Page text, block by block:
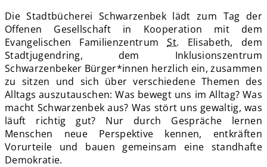
Die Stadtbücherei Schwarzenbek lädt zum Tag der
Offenen Gesellschaft in Kooperation mit dem
Evangelischen FamilienzentrumSt. Elisabeth, dem
Stadtjugendring, dem Inklusionszentrum
Schwarzenbeker Bürger*innen herzlich ein, zusammen
zu sitzen und sich über verschiedene Themen des
Alltags auszutauschen: Was bewegt uns im Alltag? Was
macht Schwarzenbek aus? Was stört uns gewaltig, was
läuft richtig gut? Nur durch Gespräche lernen
Menschen neue Perspektive kennen, entkräften
Vorurteile und bauen gemeinsam eine standhafte
Demokratie.